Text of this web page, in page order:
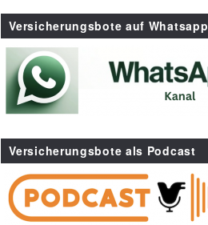
Versicherungsbote auf Whatsapp
Versicherungsbote als Podcast